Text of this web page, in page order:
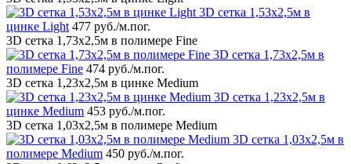
3D сетка 1,53x2,5м в
цинке Light 477 руб./м.пог.
3D сетка 1,73x2,5м в полимере Fine
3D сетка 1,73x2,5м в
полимере Fine 474 руб./м.пог.
3D сетка 1,23x2,5м в цинке Medium
3D сетка 1,23x2,5м в
цинке Medium 453 руб./м.пог.
3D сетка 1,03x2,5м в полимере Medium
3D сетка 1,03x2,5м в
полимере Medium 450 руб./м.пог.